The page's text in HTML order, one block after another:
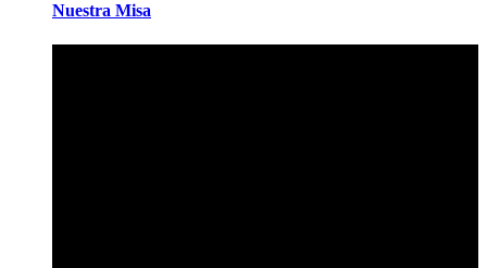
Nuestra Misa